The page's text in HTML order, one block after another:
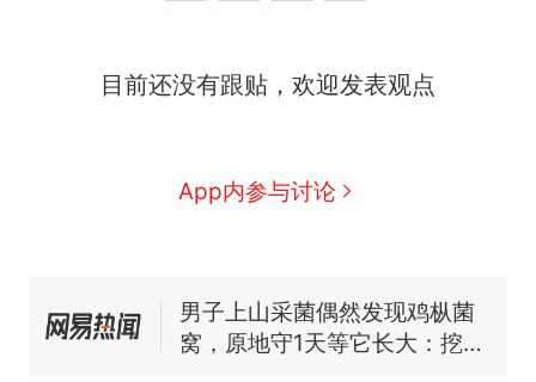
目前还没有跟贴，欢迎发表观点
App内参与讨论
人生
新 制裁瓜子饺子，美国怕什
么？
协会回应
男子上山采菌偶然发现鸡枞菌
窝，原地守1天等它长大：挖了